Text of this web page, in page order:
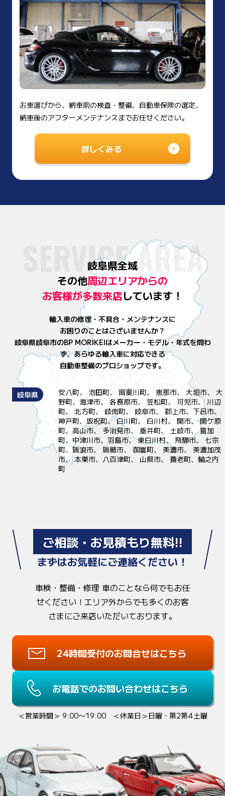
お車選びから、納車前の検査・整備、自動車保険の選定、
納車後のアフターメンテナンスまでお任せください。
詳しくみる
SERVICE AREA
岐阜県全域
その他周辺エリアからの
お客様が多数来店しています！
輸入車の修理・不具合・メンテナンスに
お困りのことはございませんか？
岐阜県岐阜市のBP MORIKEIはメーカー・モデル・年式を問わ
ず、あらゆる輸入車に対応できる
自動車整備のプロショップです。
岐阜県
安八町、 池田町、 揖斐川町、 恵那市、 大垣市、 大
野町、海津市、 各務原市、 笠松町、 可児市、 川辺
町、 北方町、 岐南町、 岐阜市、 郡上市、下呂市、
神戸町、坂祝町、 白川町、 白川村、 関市、 関ケ原
町、高山市、 多治見市、 垂井町、 土岐市、 富加
町、中津川市、羽島市、 東白川村、 飛騨市、 七宗
町、瑞浪市、 瑞穂市、 御嵩町、 美濃市、 美濃加茂
市、 本巣市、八百津町、 山県市、 養老町、輪之内
町
ご相談・お見積もり無料!!
まずはお気軽にご連絡ください！
車検・整備・修理 車のことなら何でもお任
せください！ エリア外からでも多くのお客
さまにご来店いただいております。
24時間受付のお問合せはこちら
お電話でのお問い合わせはこちら
＜営業時間＞ 9:00〜19:00 ＜休業日＞日曜・第2第4土曜